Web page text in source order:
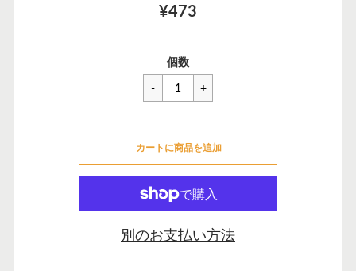
¥473
セ
ー
ル
格
一
般
価
¥473
個数
カートに商品を追加
別のお支払い方法